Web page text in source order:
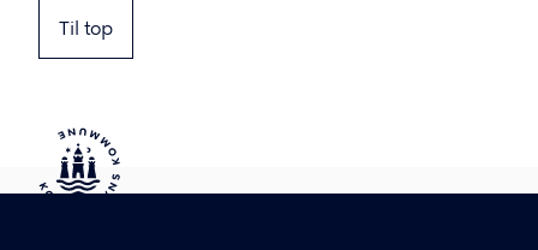
Til top